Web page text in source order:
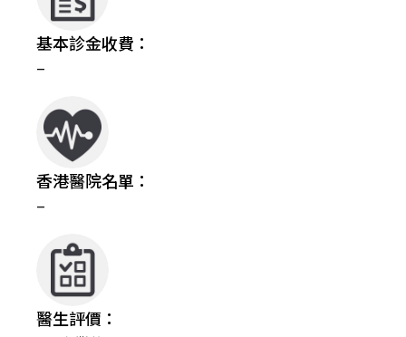
基本診金收費：
–
香港醫院名單：
–
醫生評價：